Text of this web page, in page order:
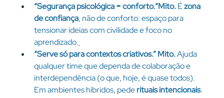
“Segurança psicológica = conforto.”Mito. É zona
de confiança, não de conforto: espaço para
tensionar ideias com civilidade e foco no
aprendizado.
“Serve só para contextos criativos.”Mito. Ajuda
qualquer time que dependa de colaboração e
interdependência (o que, hoje, é quase todos).
Em ambientes híbridos, pede rituais intencionais.